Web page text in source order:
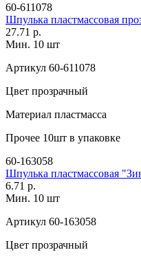
60-611078
Шпулька пластмассовая
27.71 р.
Мин. 10 шт
Артикул 60-611078
Цвет прозрачный
Материал пластмасса
Прочее 10шт в упаковке
60-163058
Шпулька пластмассовая
6.71 р.
Мин. 10 шт
Артикул 60-163058
Цвет прозрачный